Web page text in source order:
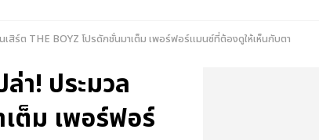
สิร์ต THE BOYZ โปรดักชั่นมาเต็ม เพอร์ฟอร์แมนซ์ที่ต้องดูให้เห็นกับตา
า! ประมวล
ต็ม เพอร์ฟอร์